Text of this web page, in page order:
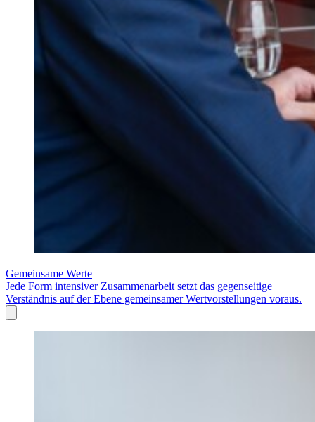
Gemeinsame Werte
Jede Form intensiver Zusammenarbeit setzt das gegenseitige
Verständnis auf der Ebene gemeinsamer Wertvorstellungen voraus.